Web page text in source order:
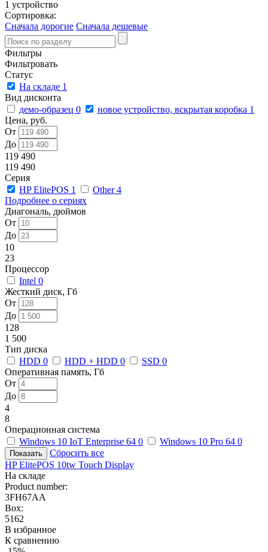
1 устройство
Сортировка:
Сначала дорогие Сначала дешевые
Фильтры
Фильтровать
Статус
На складе 1
Вид дисконта
демо-образец 0 новое устройство, вскрытая коробка 1
Цена, руб.
От
До
119 490
119 490
Серия
HP ElitePOS 1 Other4
Подробнее о сериях
Диагональ, дюймов
От
До
10
23
Процессор
Intel 0
Жесткий диск, Гб
От
До
128
1 500
Тип диска
HDD 0 HDD + HDD 0 SSD 0
Оперативная память, Гб
От
До
4
8
Операционная система
Windows 10 IoT Enterprise 64 0 Windows 10 Pro 64 0
Сбросить все
HP ElitePOS 10tw Touch Display
На складе
Product number:
3FH67AA
Box:
5162
В избранное
К сравнению